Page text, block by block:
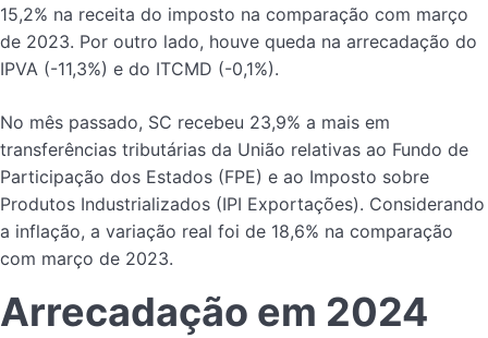
15,2% na receita do imposto na comparação com março
de 2023. Por outro lado, houve queda na arrecadação do
IPVA (-11,3%) e do ITCMD (-0,1%).
No mês passado, SC recebeu 23,9% a mais em
transferências tributárias da União relativas ao Fundo de
Participação dos Estados (FPE) e ao Imposto sobre
Produtos Industrializados (IPI Exportações). Considerando
a inflação, a variação real foi de 18,6% na comparação
com março de 2023.
Arrecadação em 2024